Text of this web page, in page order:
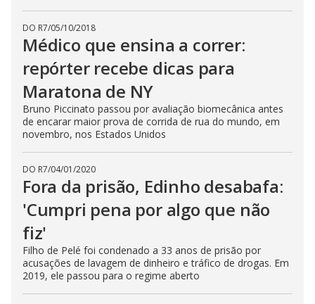
DO R7/05/10/2018
Médico que ensina a correr:
repórter recebe dicas para
Maratona de NY
Bruno Piccinato passou por avaliação biomecânica antes
de encarar maior prova de corrida de rua do mundo, em
novembro, nos Estados Unidos
DO R7/04/01/2020
Fora da prisão, Edinho desabafa:
'Cumpri pena por algo que não
fiz'
Filho de Pelé foi condenado a 33 anos de prisão por
acusações de lavagem de dinheiro e tráfico de drogas. Em
2019, ele passou para o regime aberto